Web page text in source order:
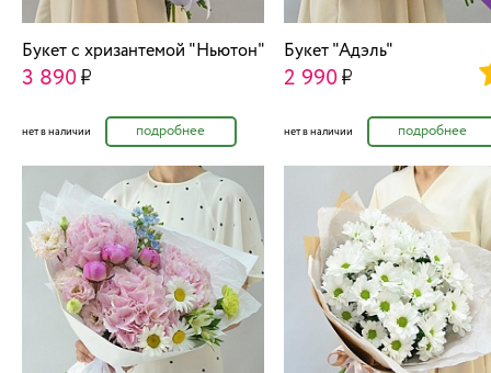
Букет с хризантемой "Ньютон"
3 890
нет в наличии подробнее
Букет "Адэль"
2 990
нет в наличии подробнее